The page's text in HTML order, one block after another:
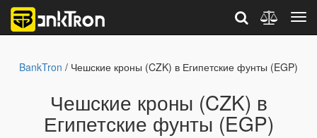
BankTron / Чешские кроны (CZK) в Египетские фунты (EGP)
Чешские кроны (CZK) в
Египетские фунты (EGP)